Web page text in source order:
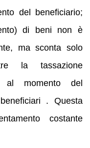
del beneficiario;
di beni non è
ma sconta solo
la tassazione
al momento del
. Questa
costante